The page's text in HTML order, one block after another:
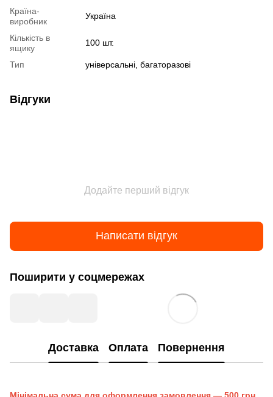
Країна-
виробник
Україна
Кількість в
ящику
100 шт.
Тип універсальні, багаторазові
Відгуки
Додайте перший відгук
Написати відгук
Поширити у соцмережах
Доставка Оплата Повернення
Мінімальна сума для оформлення замовлення — 500 грн